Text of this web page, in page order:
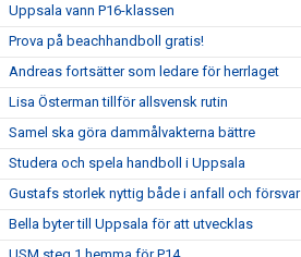
Uppsala vann P16-klassen
Prova på beachhandboll gratis!
Andreas fortsätter som ledare för herrlaget
Lisa Österman tillför allsvensk rutin
Samel ska göra dammålvakterna bättre
Studera och spela handboll i Uppsala
Gustafs storlek nyttig både i anfall och försvar
Bella byter till Uppsala för att utvecklas